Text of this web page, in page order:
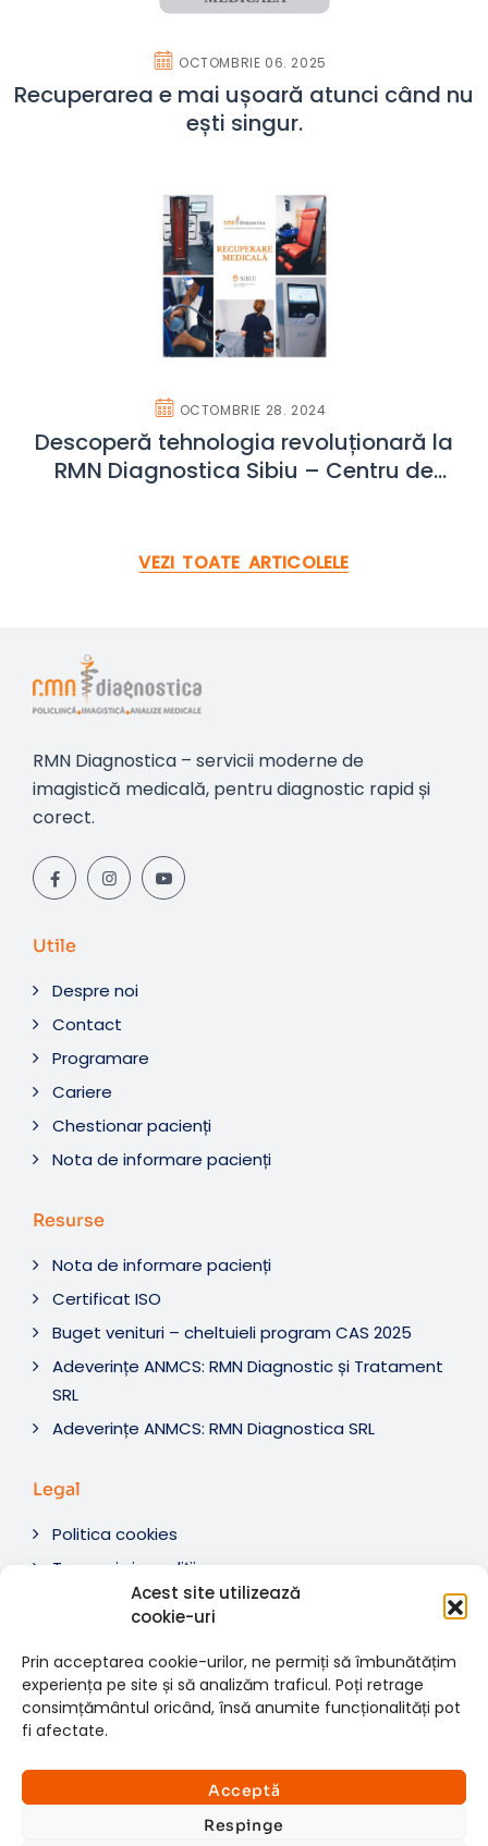
Acest site utilizează
cookie-uri
Prin acceptarea cookie-urilor, ne permiți să îmbunătățim
experiența pe site și să analizăm traficul. Poți retrage
consimțământul oricând, însă anumite funcționalități pot
fi afectate.
Acceptă
Respinge
OCTOMBRIE 06. 2025
Recuperarea e mai ușoară atunci când nu
ești singur.
OCTOMBRIE 28. 2024
Descoperă tehnologia revoluționară la
RMN Diagnostica Sibiu – Centru de
VEZI TOATE ARTICOLELE
RMN Diagnostica – servicii moderne de
imagistică medicală, pentru diagnostic rapid și
corect.
Utile
Despre noi
Contact
Programare
Cariere
Chestionar pacienți
Nota de informare pacienți
Resurse
Nota de informare pacienți
Certificat ISO
Buget venituri – cheltuieli program CAS 2025
Adeverințe ANMCS: RMN Diagnostic și Tratament
SRL
Adeverințe ANMCS: RMN Diagnostica SRL
Legal
Politica cookies
Termeni si condiții
Soluționare litigii
rezervate.
Website dezvoltat de:www.t-web.ro
×
Consultații si investigații